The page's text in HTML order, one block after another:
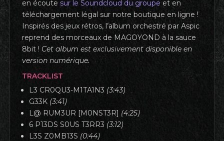
en écoute sur le Soundcloud du groupe et en
téléchargement légal sur notre boutique en ligne !
Inspirés des jeux rétros, l’album orchestré par Aspic
reprend des morceaux de MAGOYOND à la sauce
8bit ! Cet album est exclusivement disponible en
version numérique.
TRACKLIST
L3 CR0QU3-M1TA1N3 (3:43)
G33K (3:41)
L@ RUM3UR [M0NST3R] (4:25)
6 P13DS S0US T3RR3 (3:12)
L3S Z0MB13S (0:44)